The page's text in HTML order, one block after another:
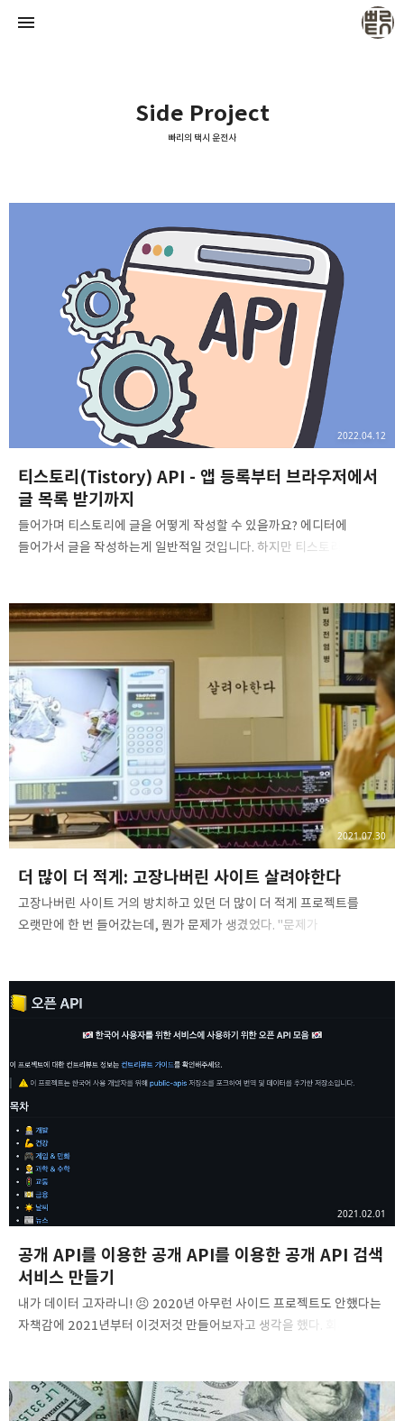
Side Project
빠리의 택시 운전사
티스토리(Tistory) API - 앱 등록부터 브라우저에서
글 목록 받기까지
2022.04.12
들어가며 티스토리에 글을 어떻게 작성할 수 있을까요? 에디터에
들어가서 글을 작성하는게 일반적일 것입니다. 하지만 티스토리에서
(Tistory) API를 이용하여 티스토리에 글을 작성하는 방법에 대해
알아보도록하겠습니다. 이번 글에서는 파이썬은 전혀 사용하지 않고
브라우저와 티스토리 API만을 이용하여 내 블로그의 글 목록을
가져오는 작업을 해보겠습니다. 티스토리 API 사용을 위한 앱 등록 우선
처음 단계는 티스토리 API 사용을 위한 나의 앱을 등록하는 과정입니다.
티스토리 API는 앱(App)이라는 단위로 관리되며, 앱에는 해당 앱이
사용되는 서비스의 정보들이 포함되게 ..
더 많이 더 적게: 고장나버린 사이트 살려야한다
2021.07.30
고장나버린 사이트 거의 방치하고 있던 더 많이 더 적게 프로젝트를
오랫만에 한 번 들어갔는데, 뭔가 문제가 생겼었다. "문제가
사용하고 있었던 GraphCMS라는 서비스에 있었다. GraphCMS의 과거
Lagacy 버전 프로젝트를 그대로 사용하고 있었는데, GraphCMS
오류가 뜬 건 물론이고 내가 어렵게 모은 키워드 + 사진 + 검색량 자료도
날라갔다. 억울하긴 하지만, Lagacy 프로젝트를 계속 사용해 온 내
공개 API를 이용한 공개 API를 이용한 공개 API 검색
서비스 만들기
2021.02.01
내가 데이터 고자라니! 😣 2020년 아무런 사이드 프로젝트도 안했다는
자책감에 2021년부터 이것저것 만들어보자고 생각을 했다. 회사에서는
개발자들이 알고 있듯, 프론트엔드 개발자가 사이드 프로젝트
하는데에는 한 가지 문제가 있다! 그것은 바로 "보여줄 데이터가
빠리의 택시 운전사